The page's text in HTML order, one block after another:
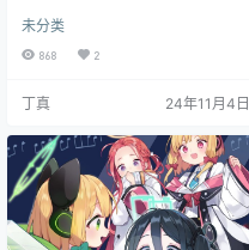
家来我的家乡玩
未分类
868 2
丁真 24年11月4日